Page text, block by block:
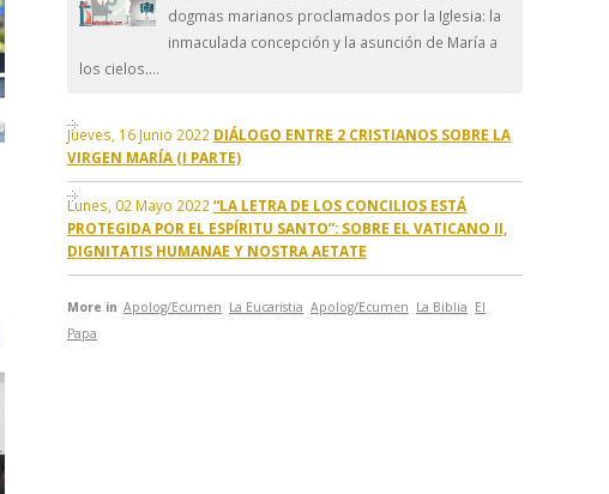
dogmas marianos proclamados por la Iglesia: la
inmaculada concepción y la asunción de María a
los cielos....
Jueves, 16 Junio 2022 DIÁLOGO ENTRE 2 CRISTIANOS SOBRE LA
VIRGEN MARÍA (I PARTE)
Lunes, 02 Mayo 2022 “LA LETRA DE LOS CONCILIOS ESTÁ
PROTEGIDA POR EL ESPÍRITU SANTO”: SOBRE EL VATICANO II,
DIGNITATIS HUMANAE Y NOSTRA AETATE
More in Apolog/Ecumen La Eucaristia Apolog/Ecumen La Biblia El
Papa